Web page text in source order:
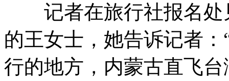
记者在旅行社报名处
的王女士，她告诉记者
行的地方，内蒙古直飞